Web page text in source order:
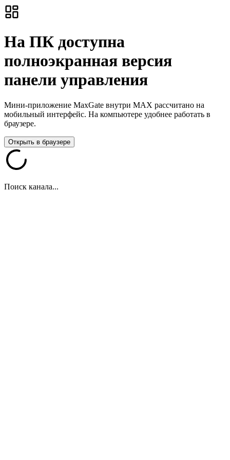
На ПК доступна
полноэкранная версия
панели управления
Мини-приложение MaxGate внутри MAX рассчитано на
мобильный интерфейс. На компьютере удобнее работать в
браузере.
Открыть в браузере
Поиск канала...